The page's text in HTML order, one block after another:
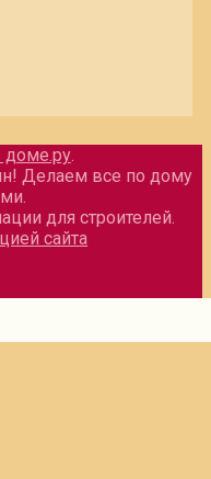
доме.ру.
Делаем все по дому
для строителей.
сайта